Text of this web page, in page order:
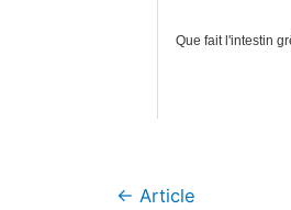
Que fait l'intestin
Navigation
← Article